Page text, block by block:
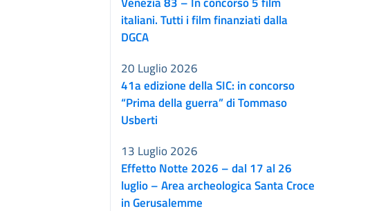
italiani. Tutti i film finanziati dalla
DGCA
41a edizione della SIC: in concorso
“Prima della guerra” di Tommaso
Usberti
20 Luglio 2026
Effetto Notte 2026 – dal 17 al 26
luglio – Area archeologica Santa Croce
in Gerusalemme
13 Luglio 2026